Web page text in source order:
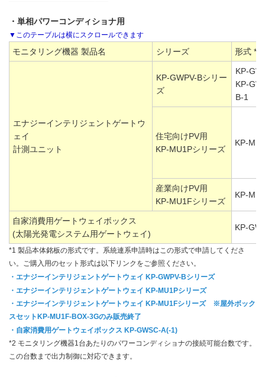
・単相パワーコンディショナ用
モニタリング機器 製品名 シリーズ 形式 *1
エナジーインテリジェントゲートウ
ェイ
計測ユニット
KP-GWPV-Bシリー
ズ
KP-
KP-
B-1
住宅向けPV用
KP-MU1Pシリーズ
KP-
産業向けPV用
KP-MU1Fシリーズ
KP-
自家消費用ゲートウェイボックス
(太陽光発電システム用ゲートウェイ)
KP-
*1 製品本体銘板の形式です。系統連系申請時はこの形式で申請してくださ
い。ご購入用のセット形式は以下リンクをご参照ください。
・エナジーインテリジェントゲートウェイ KP-GWPV-Bシリーズ
・エナジーインテリジェントゲートウェイ KP-MU1Pシリーズ
・エナジーインテリジェントゲートウェイ KP-MU1Fシリーズ ※屋外ボック
スセットKP-MU1F-BOX-3Gのみ販売終了
・自家消費用ゲートウェイボックス KP-GWSC-A(-1)
*2 モニタリング機器1台あたりのパワーコンディショナの接続可能台数です。
この台数まで出力制御に対応できます。